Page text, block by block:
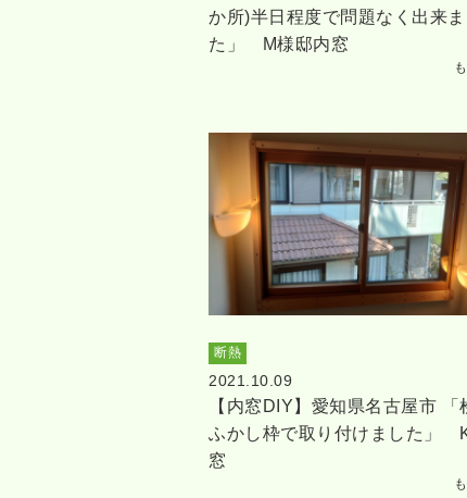
か所)半日程度で問題なく出来ま
た」 M様邸内窓
断熱
2021.10.09
【内窓DIY】愛知県名古屋市 「
ふかし枠で取り付けました」
窓